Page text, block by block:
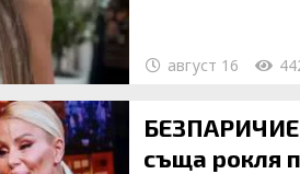
август 16
съща рокля